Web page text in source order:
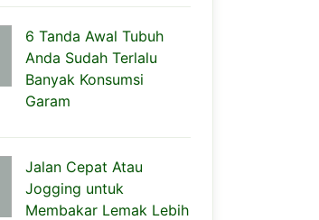
6 Tanda Awal Tubuh
Anda Sudah Terlalu
Banyak Konsumsi
Garam
Jalan Cepat Atau
Jogging untuk
Membakar Lemak Lebih